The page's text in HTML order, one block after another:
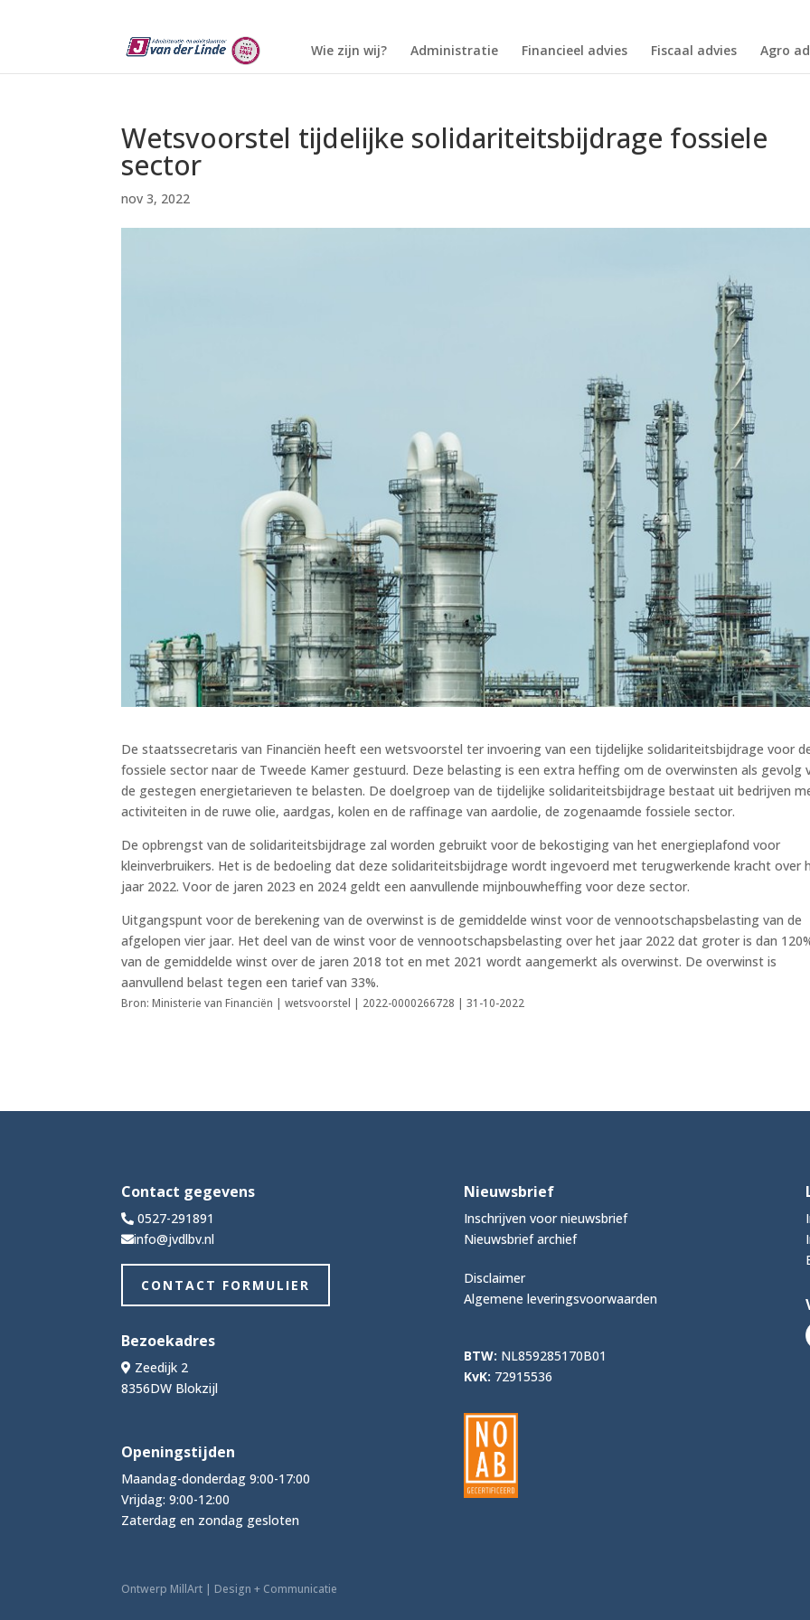
Wie zijn wij? Administratie Financieel advies Fiscaal advies Agro
Wetsvoorstel tijdelijke solidariteitsbijdrage fossiele
sector
nov 3, 2022
De staatssecretaris van Financiën heeft een wetsvoorstel ter invoering van een tijdelijke solidariteitsbijdrage voor
fossiele sector naar de Tweede Kamer gestuurd. Deze belasting is een extra heffing om de overwinsten als gevolg
de gestegen energietarieven te belasten. De doelgroep van de tijdelijke solidariteitsbijdrage bestaat uit bedrijven
activiteiten in de ruwe olie, aardgas, kolen en de raffinage van aardolie, de zogenaamde fossiele sector.
De opbrengst van de solidariteitsbijdrage zal worden gebruikt voor de bekostiging van het energieplafond voor
kleinverbruikers. Het is de bedoeling dat deze solidariteitsbijdrage wordt ingevoerd met terugwerkende kracht over
jaar 2022. Voor de jaren 2023 en 2024 geldt een aanvullende mijnbouwheffing voor deze sector.
Uitgangspunt voor de berekening van de overwinst is de gemiddelde winst voor de vennootschapsbelasting van de
afgelopen vier jaar. Het deel van de winst voor de vennootschapsbelasting over het jaar 2022 dat groter is dan
van de gemiddelde winst over de jaren 2018 tot en met 2021 wordt aangemerkt als overwinst. De overwinst is
aanvullend belast tegen een tarief van 33%.
Bron: Ministerie van Financiën | wetsvoorstel | 2022-0000266728 | 31-10-2022
Contact gegevens
0527-291891
info@jvdlbv.nl
CONTACT FORMULIER
Bezoekadres
Zeedijk 2
8356DW Blokzijl
Openingstijden
Maandag-donderdag 9:00-17:00
Vrijdag: 9:00-12:00
Zaterdag en zondag gesloten
Nieuwsbrief
Inschrijven voor nieuwsbrief
Nieuwsbrief archief
Disclaimer
Algemene leveringsvoorwaarden
BTW: NL859285170B01
KvK: 72915536
Ontwerp MillArt | Design + Communicatie